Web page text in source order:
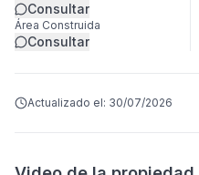
Consultar
Área Construida
Consultar
Actualizado el: 30/07/2026